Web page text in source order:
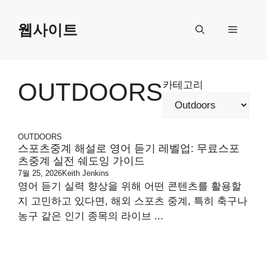
content웹사이트 Menu
OUTDOORS카테고리
OUTDOORS
스포츠중계 해설로 영어 듣기 레벨업: 무료스포
츠중계 실전 쉐도잉 가이드
7월 25, 2026Keith Jenkins
영어 듣기 실력 향상을 위해 어떤 콘텐츠를 활용할
지 고민하고 있다면, 해외 스포츠 중계, 특히 축구나
농구 같은 인기 종목의 라이브 ...